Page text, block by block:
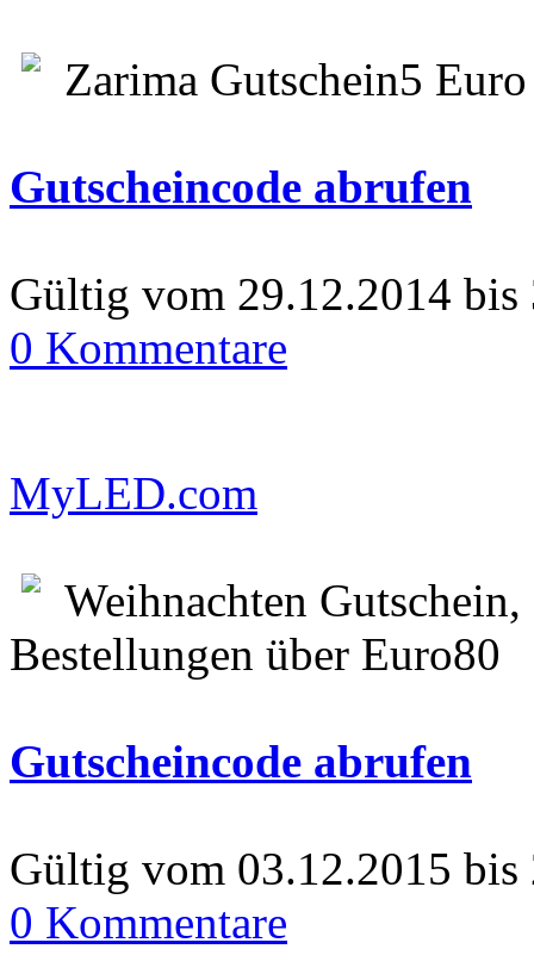
Zarima Gutschein5
Gutscheincode abrufen
Gültig vom 29.12.2014 bis
0 Kommentare
MyLED.com
Weihnachten
Bestellungen über Euro80
Gutscheincode abrufen
Gültig vom 03.12.2015 bis
0 Kommentare